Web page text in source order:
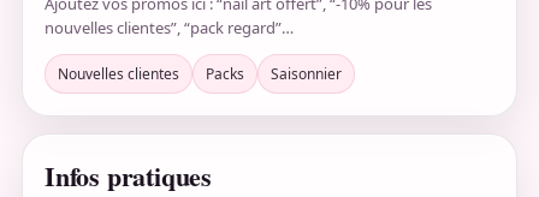
nouvelles clientes”, “pack regard”…
Nouvelles clientes Packs Saisonnier
Infos pratiques